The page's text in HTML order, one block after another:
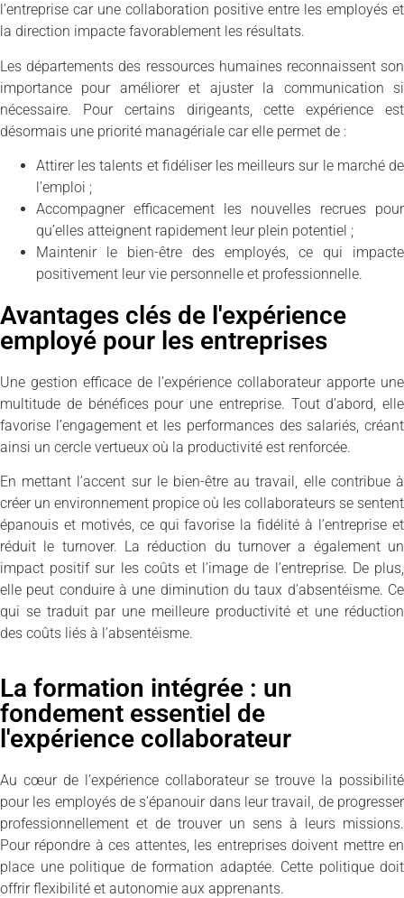
l’entreprise car une collaboration positive entre les employés et
la direction impacte favorablement les résultats.
Les départements des ressources humaines reconnaissent son
importance pour améliorer et ajuster la communication si
nécessaire. Pour certains dirigeants, cette expérience est
désormais une priorité managériale car elle permet de :
Attirer les talents et fidéliser les meilleurs sur le marché de
l’emploi ;
Accompagner efficacement les nouvelles recrues pour
qu’elles atteignent rapidement leur plein potentiel ;
Maintenir le bien-être des employés, ce qui impacte
positivement leur vie personnelle et professionnelle.
Avantages clés de l'expérience
employé pour les entreprises
Une gestion efficace de l’expérience collaborateur apporte une
multitude de bénéfices pour une entreprise. Tout d’abord, elle
favorise l’engagement et les performances des salariés, créant
ainsi un cercle vertueux où la productivité est renforcée.
En mettant l’accent sur le bien-être au travail, elle contribue à
créer un environnement propice où les collaborateurs se sentent
épanouis et motivés, ce qui favorise la fidélité à l’entreprise et
réduit le turnover. La réduction du turnover a également un
impact positif sur les coûts et l’image de l’entreprise. De plus,
elle peut conduire à une diminution du taux d’absentéisme. Ce
qui se traduit par une meilleure productivité et une réduction
des coûts liés à l’absentéisme.
La formation intégrée : un
fondement essentiel de
l'expérience collaborateur
Au cœur de l’expérience collaborateur se trouve la possibilité
pour les employés de s’épanouir dans leur travail, de progresser
professionnellement et de trouver un sens à leurs missions.
Pour répondre à ces attentes, les entreprises doivent mettre en
place une politique de formation adaptée. Cette politique doit
offrir flexibilité et autonomie aux apprenants.